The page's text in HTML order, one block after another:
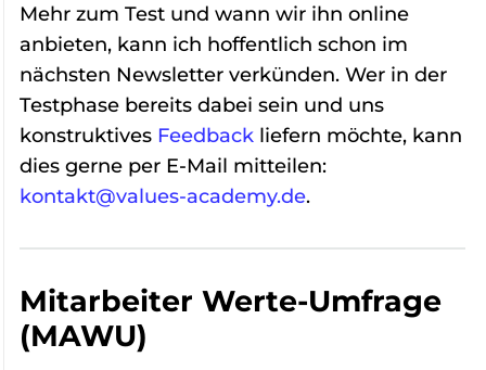
Mehr zum Test und wann wir ihn online
anbieten, kann ich hoffentlich schon im
nächsten Newsletter verkünden. Wer in der
Testphase bereits dabei sein und uns
konstruktives Feedback liefern möchte, kann
dies gerne per E-Mail mitteilen:
kontakt@values-academy.de.
Mitarbeiter Werte-Umfrage
(MAWU)